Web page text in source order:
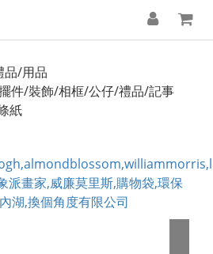
品/用品
件/裝飾/相框/公仔/禮品/記事
紙